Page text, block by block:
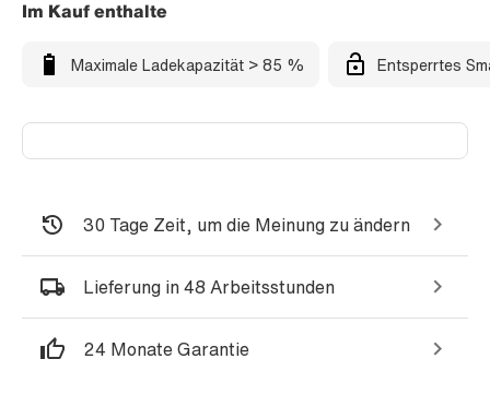
Im Kauf enthalte
Maximale Ladekapazität > 85 % Entsperrtes
30 Tage Zeit, um die Meinung zu ändern
Lieferung in 48 Arbeitsstunden
24 Monate Garantie